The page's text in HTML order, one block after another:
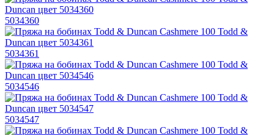
5034360
5034361
5034546
5034547